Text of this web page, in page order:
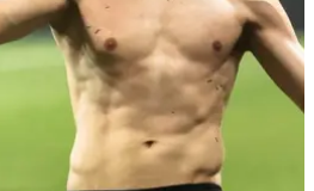
Kapustka
cały mecz
spędził na
ławce
rezerwowych.